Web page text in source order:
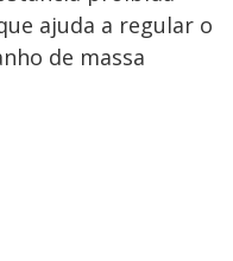
ajuda a regular o
de massa